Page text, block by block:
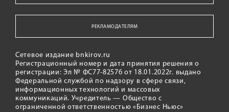
РЕКЛАМОДАТЕЛЯМ
Сетевое издание bnkirov.ru
Регистрационный номер и дата принятия решения о
регистрации: Эл № ФС77-82576 от 18.01.2022г. выдано
Федеральной службой по надзору в сфере связи,
информационных технологий и массовых
коммуникаций. Учредитель — Общество с
ограниченной ответственностью «Бизнес Ньюс»